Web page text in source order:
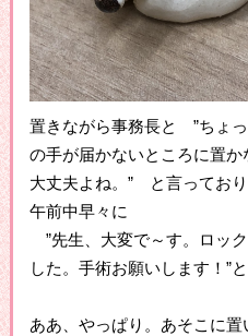
置きながら事務長と ”ちょ
の手が届かないところに置
大丈夫よね。” と言っており
午前中早々に
”先生、大変で～す。ロッ
した。手術お願いします！”と
ああ、やっぱり。あそこに置